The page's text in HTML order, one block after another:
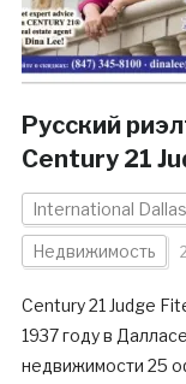
Русский
Century 21
International Dallas
Недвижимость
Century 21 Judge
1937 году в
недвижимости 25